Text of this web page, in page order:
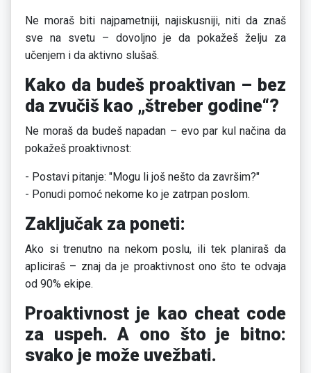
Ne moraš biti najpametniji, najiskusniji, niti da znaš
sve na svetu – dovoljno je da pokažeš želju za
učenjem i da aktivno slušaš.
Kako da budeš proaktivan – bez
da zvučiš kao „štreber godine“?
Ne moraš da budeš napadan – evo par kul načina da
pokažeš proaktivnost:
- Postavi pitanje: "Mogu li još nešto da završim?"
- Ponudi pomoć nekome ko je zatrpan poslom.
Zaključak za poneti:
Ako si trenutno na nekom poslu, ili tek planiraš da
apliciraš – znaj da je proaktivnost ono što te odvaja
od 90% ekipe.
Proaktivnost je kao cheat code
za uspeh. A ono što je bitno:
svako je može uvežbati.